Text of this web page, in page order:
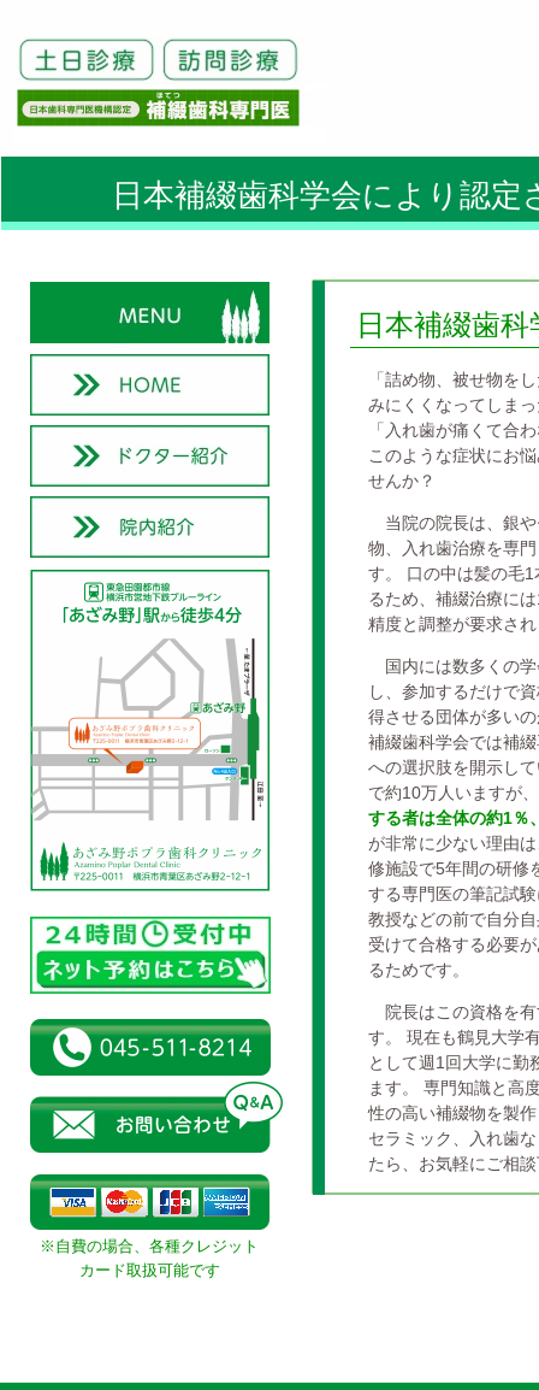
日本補綴歯科学会により認
日本補綴歯
「詰め物、被せ物を
みにくくなってしま
「入れ歯が痛くて合
このような症状にお
せんか？
当院の院長は、銀や
物、入れ歯治療を専
す。 口の中は髪の毛
るため、補綴治療に
精度と調整が要求さ
国内には数多くの学
し、参加するだけで
得させる団体が多い
補綴歯科学会では補
への選択肢を開示し
で約10万人いますが
する者は全体の約1％
が非常に少ない理由
修施設で5年間の研修
する専門医の筆記試
教授などの前で自分
受けて合格する必要
るためです。
院長はこの資格を有
す。 現在も鶴見大学
として週1回大学に勤
ます。 専門知識と高
性の高い補綴物を製
セラミック、入れ歯
たら、お気軽にご相
※ 自費の場合、各種クレジット
カード取扱可能です